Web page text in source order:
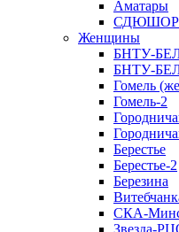
Аматары
СДЮШОР-
Женщины
БНТУ-
БНТУ-
Гомель
Гомель-2
Берестье
Берестье-2
Березина
СКА-
Звезда-